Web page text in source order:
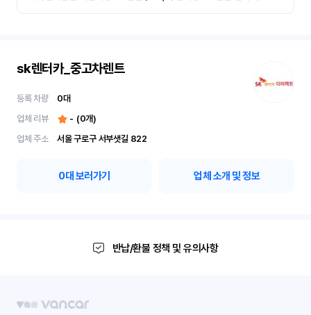
sk렌터카_중고차렌트
등록 차량 0대
업체 리뷰
- (0개)
업체 주소
서울 구로구 서부샛길 822
0대 보러가기 업체 소개 및 정보
반납/환불 정책 및 유의사항